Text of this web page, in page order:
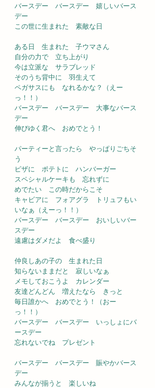
バースデー　バースデー　嬉しいバース
デー
この世に生まれた　素敵な日
ある日　生まれた　子ウマさん
自分の力で　立ち上がり
今は立派な　サラブレッド
そのうち背中に　羽生えて
ペガサスにも　なれるかな？（えー
っ！！）
バースデー　バースデー　大事なバース
デー
伸びゆく君へ　おめでとう！
パーティーと言ったら　やっぱりごちそ
う
ピザに　ポテトに　ハンバーガー
スペシャルケーキも　忘れずに
めでたい　この時だからこそ
キャビアに　フォアグラ　トリュフもい
いなぁ（えーっ！！）
バースデー　バースデー　おいしいバー
スデー
遠慮はダメだよ　食べ盛り
仲良しあの子の　生まれた日
知らないままだと　寂しいなぁ
メモしておこうよ　カレンダー
友達どんどん　増えたなら　きっと
毎日誰かへ　おめでとう！（おー
っ！！）
バースデー　バースデー　いっしょにバ
ースデー
忘れないでね　プレゼント
バースデー　バースデー　賑やかバース
デー
みんなが揃うと　楽しいね